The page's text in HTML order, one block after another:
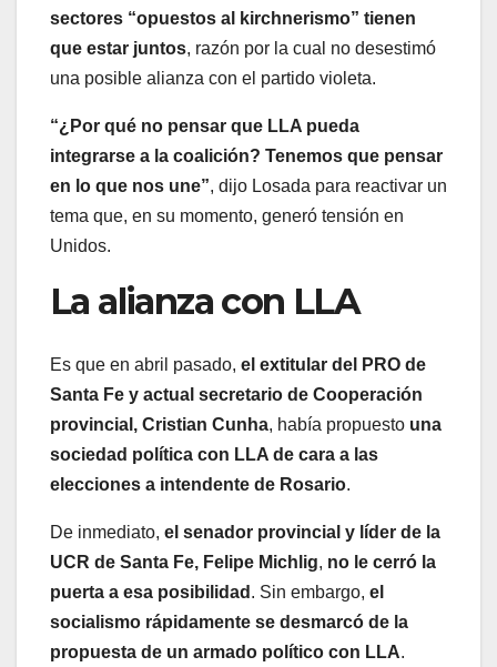
sectores “opuestos al kirchnerismo” tienen
que estar juntos, razón por la cual no desestimó
una posible alianza con el partido violeta.
“¿Por qué no pensar que LLA pueda
integrarse a la coalición? Tenemos que pensar
en lo que nos une”, dijo Losada para reactivar un
tema que, en su momento, generó tensión en
Unidos.
La alianza con LLA
Es que en abril pasado, el extitular del PRO de
Santa Fe y actual secretario de Cooperación
provincial, Cristian Cunha, había propuesto una
sociedad política con LLA de cara a las
elecciones a intendente de Rosario.
De inmediato, el senador provincial y líder de la
UCR de Santa Fe, Felipe Michlig, no le cerró la
puerta a esa posibilidad . Sin embargo, el
socialismo rápidamente se desmarcó de la
propuesta de un armado político con LLA.